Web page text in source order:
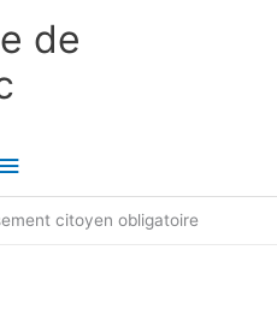
de
citoyen obligatoire